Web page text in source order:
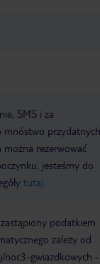
SMS i za
mnóstwo przydatnych
rezerwować
jesteśmy do
tutaj
podatkiem
zależy od
noc3-gwiazdkowych -